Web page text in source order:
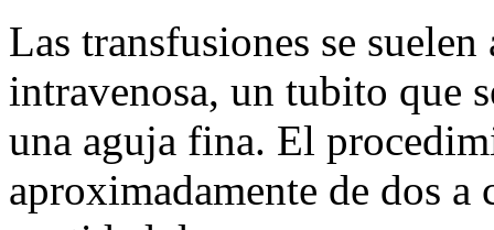
Las transfusiones se
intravenosa, un tubito que
una aguja fina. El
aproximadamente de dos a